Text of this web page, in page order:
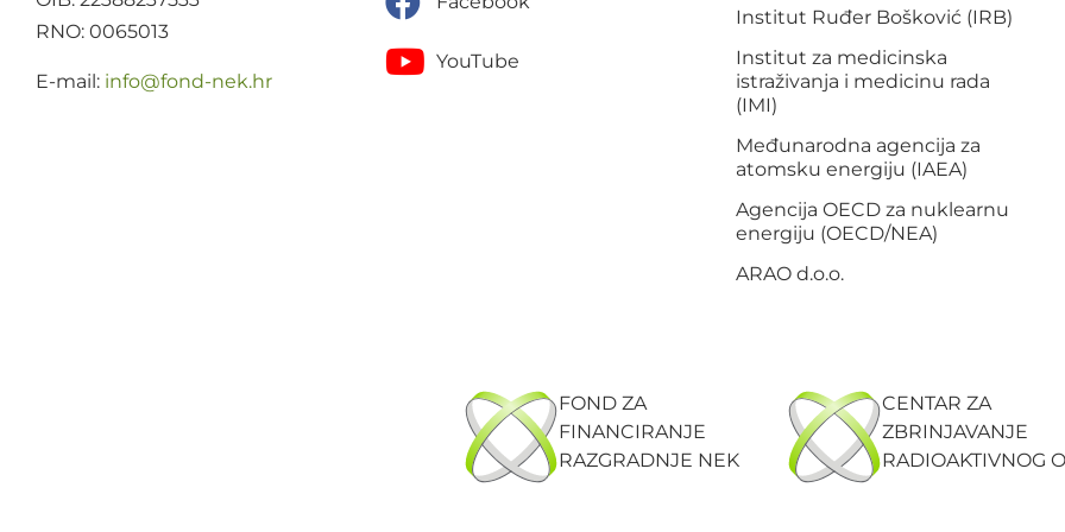
RNO: 0065013
E-mail: rh.ken-dnof
@ofni
YouTube
Institut Ruđer Bošković (IRB)
Institut za medicinska
istraživanja i medicinu rada
(IMI)
Međunarodna agencija za
atomsku energiju (IAEA)
Agencija OECD za nuklearnu
energiju (OECD/NEA)
ARAO d.o.o.
FOND ZA
FINANCIRANJE
RAZGRADNJE NEK
CENTAR ZA
ZBRINJAVANJE
RADIOAKTIVNOG